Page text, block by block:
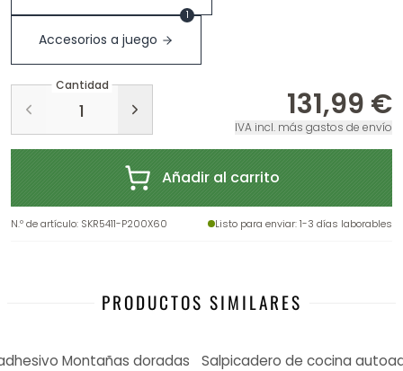
Accesorios a juego
1
Cantidad
131,99 €
IVA incl. más gastos de envío
Añadir al carrito
N.º de artículo: SKR5411-P200X60 Listo para enviar: 1-3 días laborables
PRODUCTOS SIMILARES
Montañas doradas